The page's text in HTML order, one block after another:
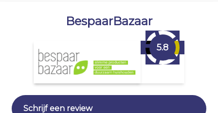
BespaarBazaar
5.8
Schrijf een review